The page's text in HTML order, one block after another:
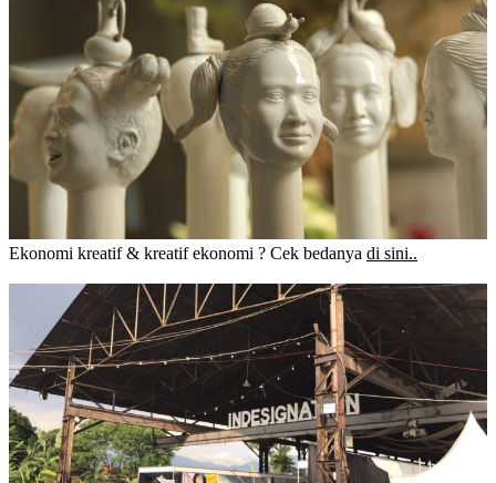
Ekonomi kreatif & kreatif ekonomi ? Cek bedanya di sini..